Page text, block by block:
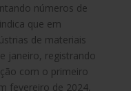
números de
que em
de materiais
janeiro, registrando
com o primeiro
fevereiro de 2024,